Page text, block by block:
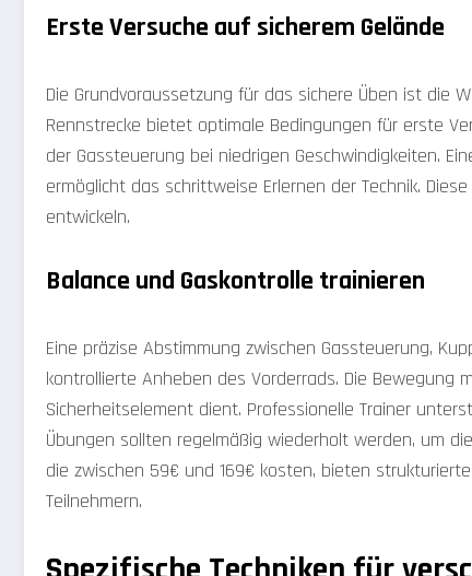
Erste Versuche auf sicherem Gelände
Die Grundvoraussetzung für das sichere Üben ist die
Rennstrecke bietet optimale Bedingungen für erste
der Gassteuerung bei niedrigen Geschwindigkeiten.
ermöglicht das schrittweise Erlernen der Technik.
entwickeln.
Balance und Gaskontrolle trainieren
Eine präzise Abstimmung zwischen Gassteuerung,
kontrollierte Anheben des Vorderrads. Die Bewegung
Sicherheitselement dient. Professionelle Trainer
Übungen sollten regelmäßig wiederholt werden, um
die zwischen 59€ und 169€ kosten, bieten
Teilnehmern.